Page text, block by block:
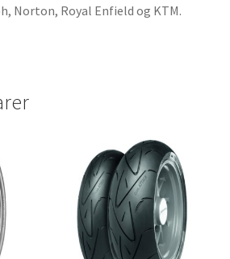
Norton, Royal Enfield og KTM.